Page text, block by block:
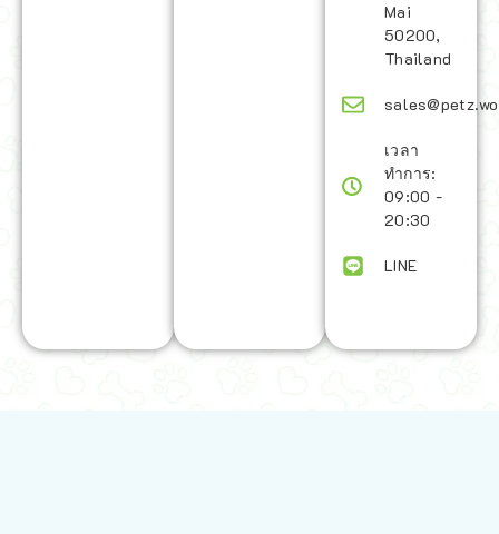
Mai
50200,
Thailand
เวลา
ทำการ:
09:00 -
20:30
LINE